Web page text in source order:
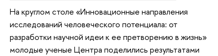
На круглом столе «Инновационные направления
исследований человеческого потенциала: от
разработки научной идеи к ее претворению в жизнь»
молодые ученые Центра поделились результатами